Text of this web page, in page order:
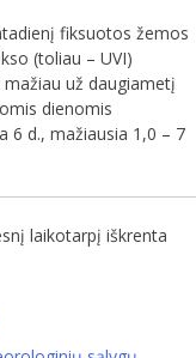
fiksuotos žemos
(toliau – UVI)
už daugiametį
dienomis
6 d., mažiausia 1,0 – 7
laikotarpį iškrenta